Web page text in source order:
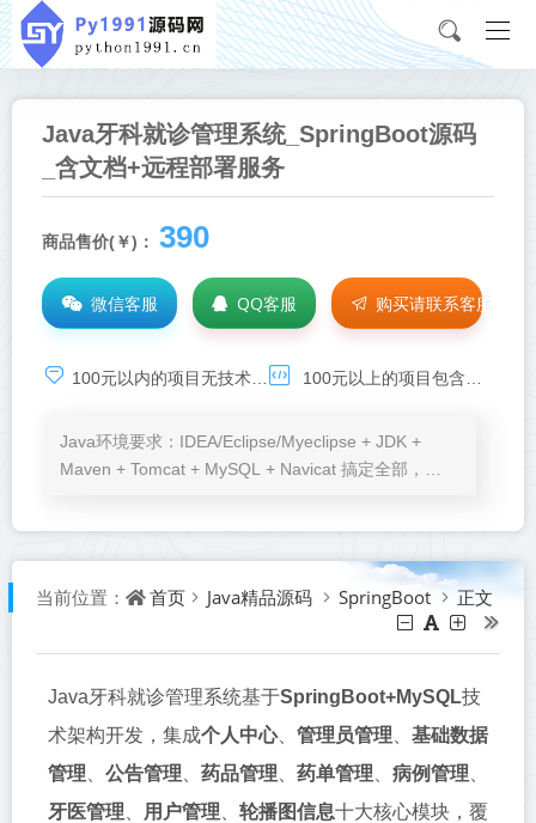
Java牙科就诊管理系统_SpringBoot源码
_含文档+远程部署服务
商品售价(￥)： 390
微信客服 QQ客服 购买请联系客服
100元以内的项目无技术基础服务，承诺项目可运行，如需技术支持，请点击： 100元以上的项目包含环境安装、程序运行、BUG调试等免费服务
Java环境要求：IDEA/Eclipse/Myeclipse + JDK +
Maven + Tomcat + MySQL + Navicat 搞定全部，
当前位置： 首页 Java精品源码 SpringBoot 正文
Java牙科就诊管理系统基于SpringBoot+MySQL技
术架构开发，集成个人中心、 管理员管理
基础数据
管理
公告管理 药品管理 药单管理 病例管理
牙医管理
用户管理 轮播图信息十大核心模块，覆